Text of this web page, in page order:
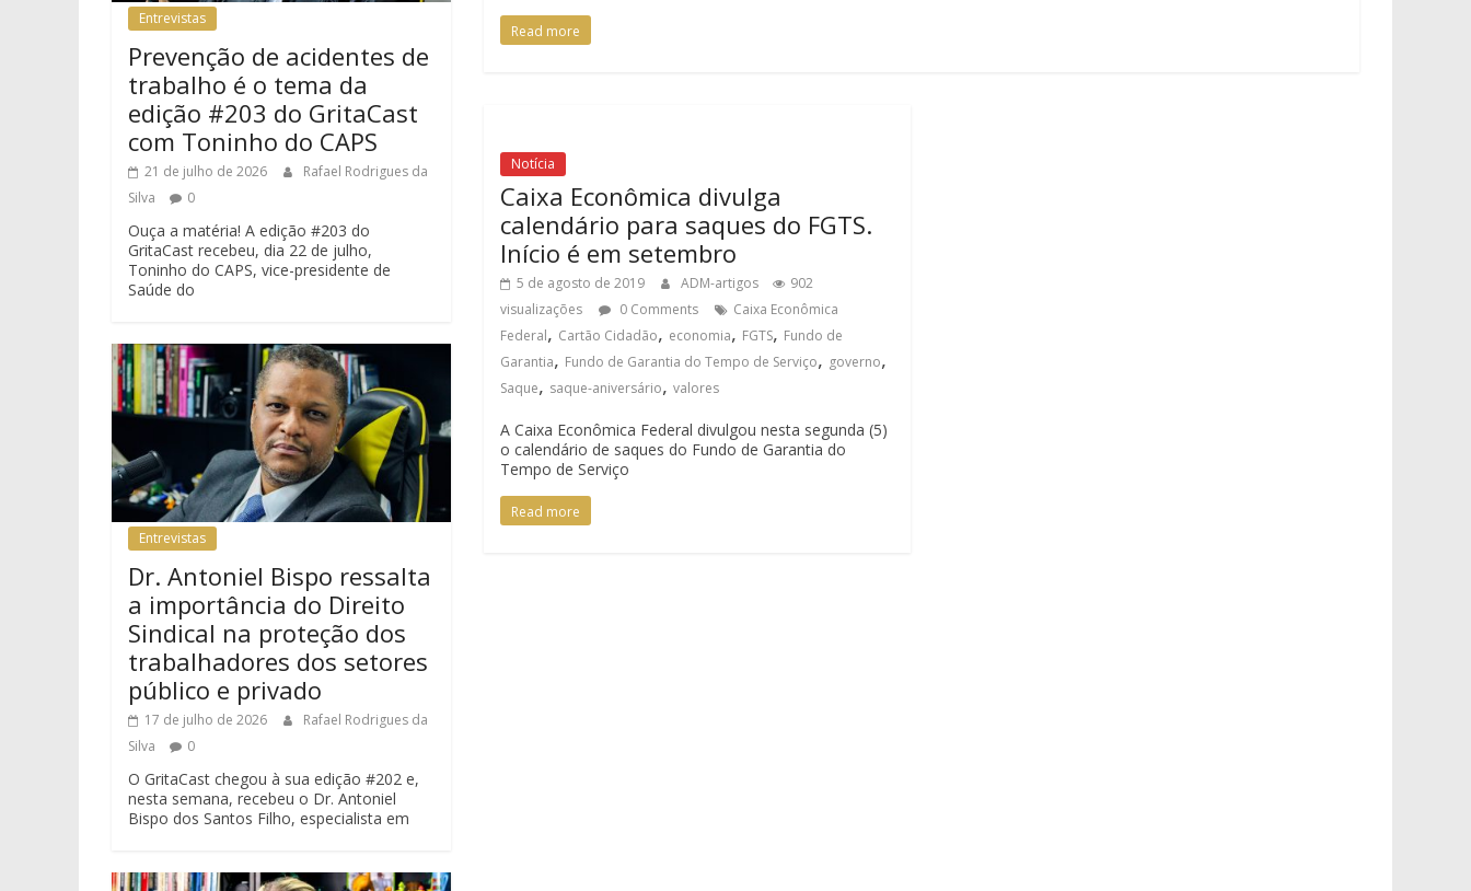
Read more
Notícia
Caixa Econômica divulga
calendário para saques do FGTS.
Início é em setembro
5 de agosto de 2019 ADM-artigos
902
visualizações
0 Comments
Caixa Econômica
Federal, Cartão Cidadão, economia, FGTS, Fundo de
Garantia, Fundo de Garantia do Tempo de Serviço, governo,
Saque, saque-aniversário, valores
A Caixa Econômica Federal divulgou nesta segunda (5)
o calendário de saques do Fundo de Garantia do
Tempo de Serviço
Read more
Entrevistas
Prevenção de acidentes de
trabalho é o tema da
edição #203 do GritaCast
com Toninho do CAPS
21 de julho de 2026
Rafael Rodrigues da
Silva
0
Ouça a matéria! A edição #203 do
GritaCast recebeu, dia 22 de julho,
Toninho do CAPS, vice-presidente de
Saúde do
Entrevistas
Dr. Antoniel Bispo ressalta
a importância do Direito
Sindical na proteção dos
trabalhadores dos setores
público e privado
17 de julho de 2026
Rafael Rodrigues da
Silva
0
O GritaCast chegou à sua edição #202 e,
nesta semana, recebeu o Dr. Antoniel
Bispo dos Santos Filho, especialista em